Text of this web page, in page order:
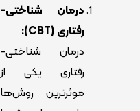
درمان شناختی-
رفتاری (CBT):
درمان شناختی-
رفتاری یکی از
موثرترین روش‌ها